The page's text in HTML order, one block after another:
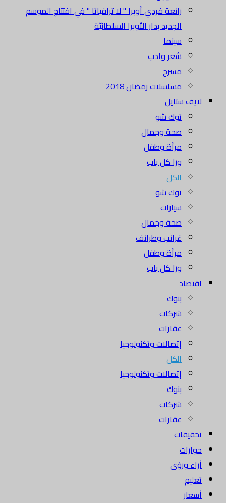
رائعة فردي أوبرا " لا ترافياتا " في افتتاح الموسم
الجديد بدار الأوبرا السلطانيّة
سينما
شعر وادب
مسرح
مسلسلات رمضان 2018
لايف ستايل
توك شو
صحة وجمال
مرأة وطفل
ورا كل باب
الكل
توك شو
سيارات
صحة وجمال
غرائب وطرائف
مرأة وطفل
ورا كل باب
اقتصاد
بنوك
شركات
عقارات
إتصالات وتكنولوجيا
الكل
إتصالات وتكنولوجيا
بنوك
شركات
عقارات
تحقيقات
حوارات
أراء ورؤى
تعليم
أسعار